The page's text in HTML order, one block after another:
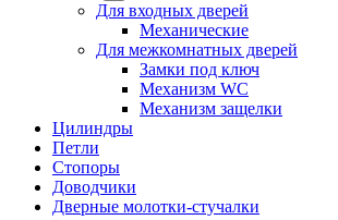
Для входных дверей
Механические
Для межкомнатных дверей
Замки под ключ
Механизм WC
Механизм защелки
Цилиндры
Петли
Стопоры
Доводчики
Дверные молотки-стучалки